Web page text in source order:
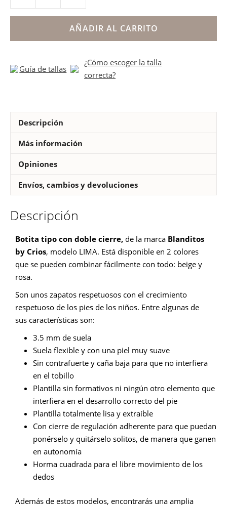
respetuosos
Blanditos
by
modelo
Lima
AÑADIR AL CARRITO
Guía de tallas
¿Cómo escoger la talla
correcta?
Descripción
Más información
Opiniones
Envíos, cambios y devoluciones
Descripción
Botita tipo con doble cierre, de la marca Blanditos
by Crios, modelo LIMA. Está disponible en 2 colores
que se pueden combinar fácilmente con todo: beige y
rosa.
Son unos zapatos respetuosos con el crecimiento
respetuoso de los pies de los niños. Entre algunas de
sus características son:
3.5 mm de suela
Suela flexible y con una piel muy suave
Sin contrafuerte y caña baja para que no interfiera
en el tobillo
Plantilla sin formativos ni ningún otro elemento que
interfiera en el desarrollo correcto del pie
Plantilla totalmente lisa y extraíble
Con cierre de regulación adherente para que puedan
ponérselo y quitárselo solitos, de manera que ganen
en autonomía
Horma cuadrada para el libre movimiento de los
dedos
Además de estos modelos, encontrarás una amplia